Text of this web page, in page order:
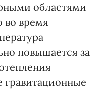
областями
во время
повышается за